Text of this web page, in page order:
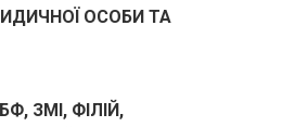
ОСОБИ ТА
ЗМІ, ФІЛІЙ,